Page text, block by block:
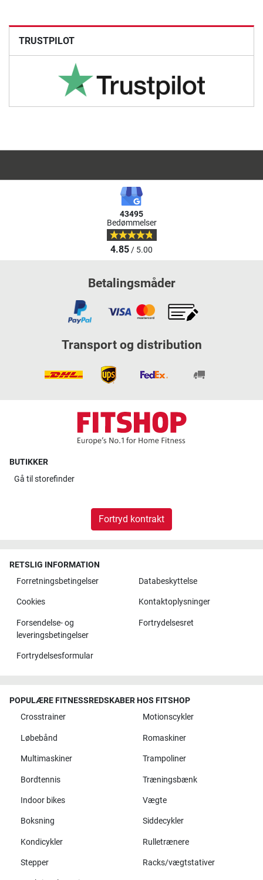
TRUSTPILOT
43495
Bedømmelser
4.85/ 5.00
Betalingsmåder
Transport og distribution
BUTIKKER
Gå til storefinder
Fortryd kontrakt
RETSLIG INFORMATION
Forretningsbetingelser
Databeskyttelse
Cookies Kontaktoplysninger
Forsendelse- og
leveringsbetingelser
Fortrydelsesret
Fortrydelsesformular
POPULÆRE FITNESSREDSKABER HOS FITSHOP
Crosstrainer
Motionscykler
Løbebånd Romaskiner
Multimaskiner Trampoliner
Bordtennis Træningsbænk
Indoor bikes Vægte
Boksning Siddecykler
Kondicykler Rulletrænere
Stepper Racks/vægtstativer